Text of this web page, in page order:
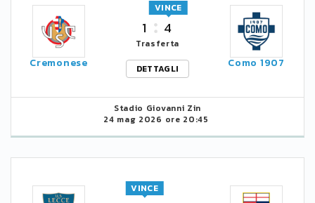
Cremonese
1 4
VINCE
Trasferta
DETTAGLI
Como 1907
Stadio Giovanni Zin
24 mag 2026 ore 20:45
VINCE